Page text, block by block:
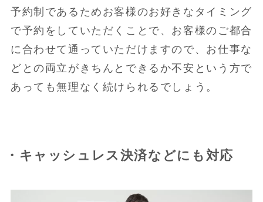
予約制であるためお客様のお好きなタイミング
で予約をしていただくことで、お客様のご都合
に合わせて通っていただけますので、お仕事な
どとの両立がきちんとできるか不安という方で
あっても無理なく続けられるでしょう。
・キャッシュレス決済などにも対応